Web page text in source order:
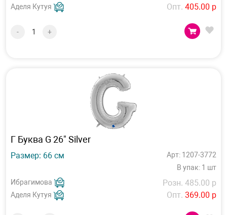
Аделя Кутуя
Опт. 405.00 р
- +
Г Буква G 26" Silver
Размер: 66 см
Арт: 1207-3772
В упак: 1 шт
Ибрагимова
Аделя Кутуя
Розн. 485.00 р
Опт. 369.00 р